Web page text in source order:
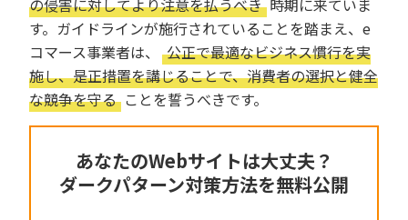
の侵害に対してより注意を払うべき 時期に来ていま
す。ガイドラインが施行されていることを踏まえ、e
コマース事業者は、
公正で最適なビジネス慣行を実
施し、是正措置を講じることで、消費者の選択と健全
な競争を守る ことを誓うべきです。
あなたのWebサイトは大丈夫？
ダークパターン対策方法を無料公開